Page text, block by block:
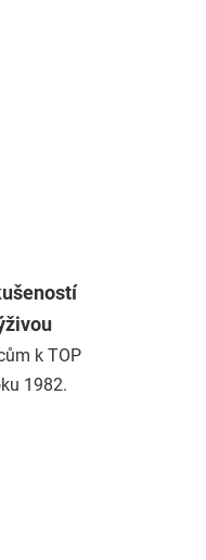
k TOP
1982.